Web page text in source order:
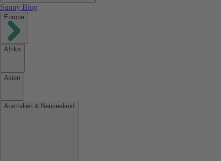
Sunny Blog
Europa
Afrika
Asien
Australien & Neuseeland